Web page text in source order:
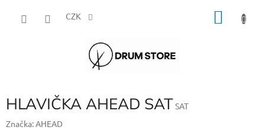
CZK
HLAVIČKA AHEAD SATSAT
Značka:AHEAD